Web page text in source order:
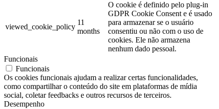
viewed_cookie_policy
11
months
O cookie é definido pelo plug-in
GDPR Cookie Consent e é usado
para armazenar se o usuário
consentiu ou não com o uso de
cookies. Ele não armazena
nenhum dado pessoal.
Funcionais
Funcionais
Os cookies funcionais ajudam a realizar certas funcionalidades,
como compartilhar o conteúdo do site em plataformas de mídia
social, coletar feedbacks e outros recursos de terceiros.
Desempenho